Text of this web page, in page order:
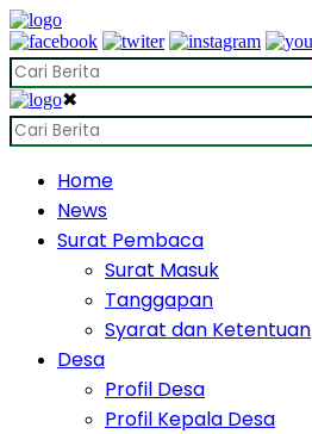
✖
Home
News
Surat Pembaca
Surat Masuk
Tanggapan
Syarat dan Ketentuan
Desa
Profil Desa
Profil Kepala Desa